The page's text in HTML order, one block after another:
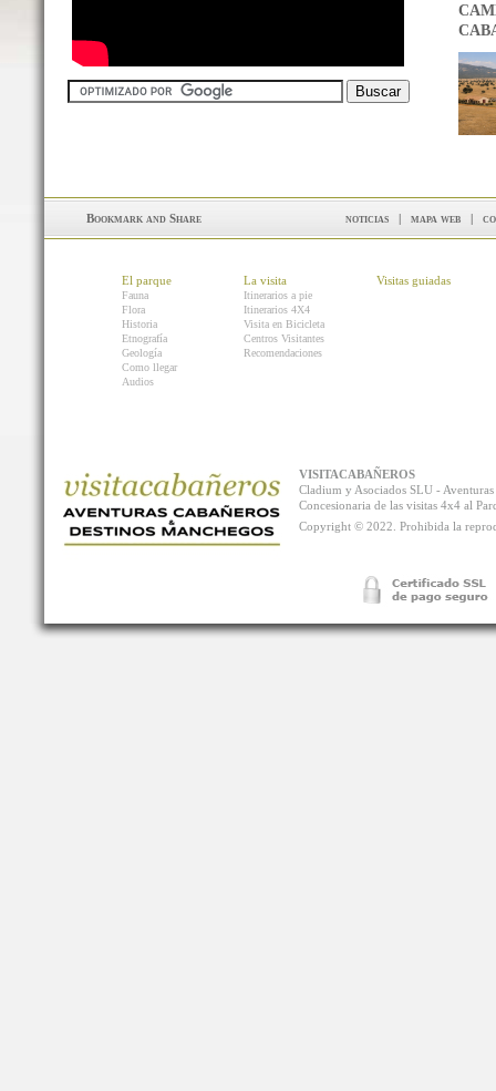
noticias | mapa web |
El parque
Fauna
Flora
Historia
Etnografía
Geología
Como llegar
Audios
La visita
Itinerarios a pie
Itinerarios 4X4
Visita en Bicicleta
Centros Visitantes
Recomendaciones
Visitas guiadas
VISITACABAÑEROS
Cladium y Asociados SLU -
Concesionaria de las visitas 4x4 al
Copyright © 2022. Prohibida la